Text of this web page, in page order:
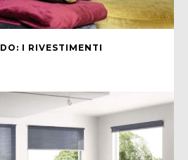
I RIVESTIMENTI